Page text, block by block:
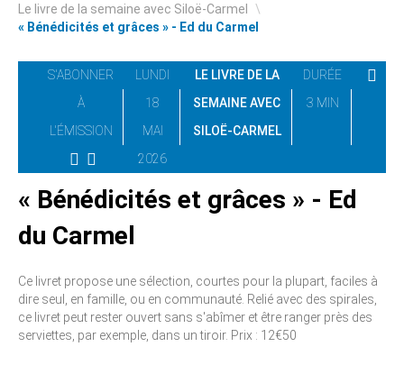
Le livre de la semaine avec Siloë-Carmel
\
« Bénédicités et grâces » - Ed du Carmel
S'ABONNER
À
L'ÉMISSION
LUNDI
18
MAI
2026
LE LIVRE DE LA
SEMAINE AVEC
SILOË-CARMEL
DURÉE
3 MIN
« Bénédicités et grâces » - Ed
du Carmel
Ce livret propose une sélection, courtes pour la plupart, faciles à
dire seul, en famille, ou en communauté. Relié avec des spirales,
ce livret peut rester ouvert sans s'abîmer et être ranger près des
serviettes, par exemple, dans un tiroir. Prix : 12€50